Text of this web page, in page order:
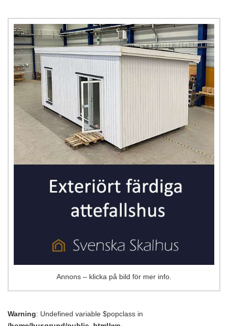
Annons – klicka på bild för mer info.
Warning: Undefined variable $popclass in